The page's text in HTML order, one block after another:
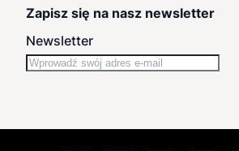
Zapisz się na nasz newsletter
Newsletter